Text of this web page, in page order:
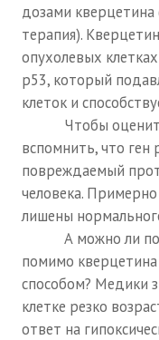
АРХИВ
2025 г.
№ 10
№ 12
№ 1
№ 3
№ 4
дозами кверцетина
терапия).
опухолевых
р53, который
клеток и
Чтобы
вспомнить, что ген
повреждаемый
человека.
лишены
А можно ли
помимо
способом? Медики
клетке резко
ответ на